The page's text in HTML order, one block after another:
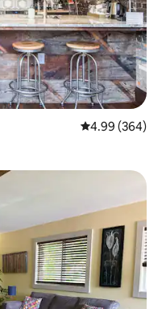
평점 4.99점(5
4.99 (364)